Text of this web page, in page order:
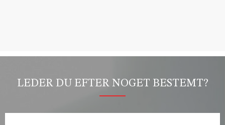
LEDER DU EFTER NOGET BESTEMT?